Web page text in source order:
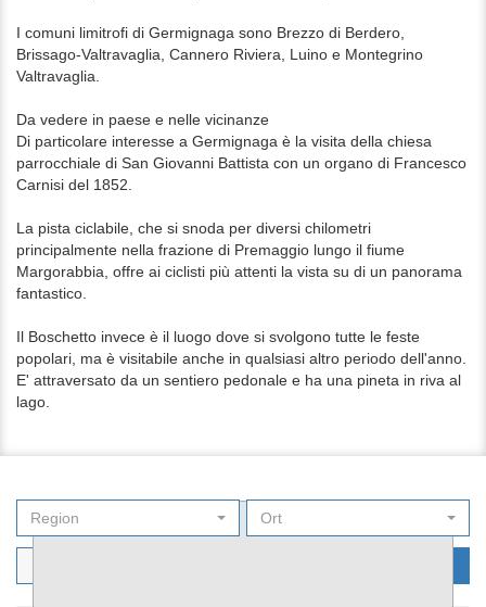
I comuni limitrofi di Germignaga sono Brezzo di Berdero,
Brissago-Valtravaglia, Cannero Riviera, Luino e Montegrino
Valtravaglia.
Da vedere in paese e nelle vicinanze
Di particolare interesse a Germignaga è la visita della chiesa
parrocchiale di San Giovanni Battista con un organo di Francesco
Carnisi del 1852.
La pista ciclabile, che si snoda per diversi chilometri
principalmente nella frazione di Premaggio lungo il fiume
Margorabbia, offre ai ciclisti più attenti la vista su di un panorama
fantastico.
Il Boschetto invece è il luogo dove si svolgono tutte le feste
popolari, ma è visitabile anche in qualsiasi altro periodo dell'anno.
E' attraversato da un sentiero pedonale e ha una pineta in riva al
lago.
Region Ort